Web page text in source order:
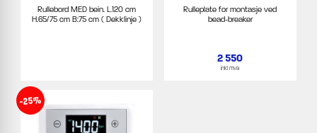
Rullebord MED bein. L.120 cm
H.65/75 cm B:75 cm ( Dekklinje )
Rulleplate for montasje ved
bead-breaker
2 550
inkl mva
-25%